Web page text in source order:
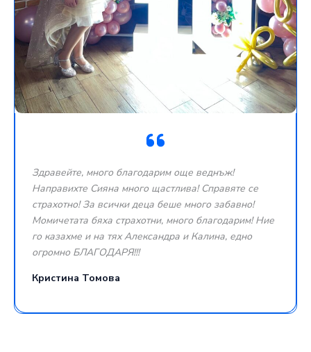
Здравейте, много благодарим още веднъж!
Направихте Сияна много щастлива! Справяте се
страхотно! За всички деца беше много забавно!
Момичетата бяха страхотни, много благодарим! Ние
го казахме и на тях Александра и Калина, едно
огромно БЛАГОДАРЯ!!!
Кристина Томова